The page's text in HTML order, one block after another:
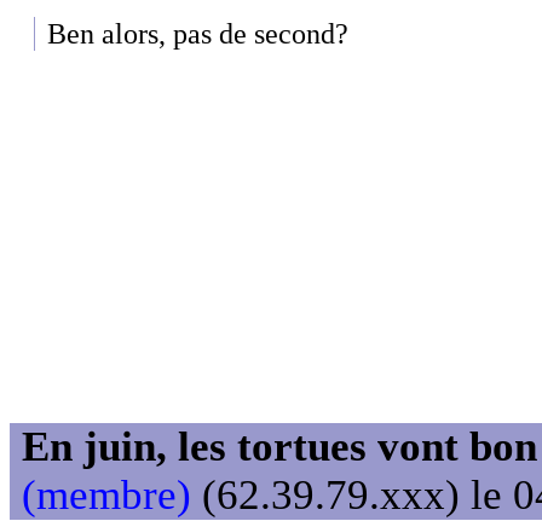
Ben alors, pas de second?
En juin, les tortues vont
(membre) (62.39.79.xxx) le